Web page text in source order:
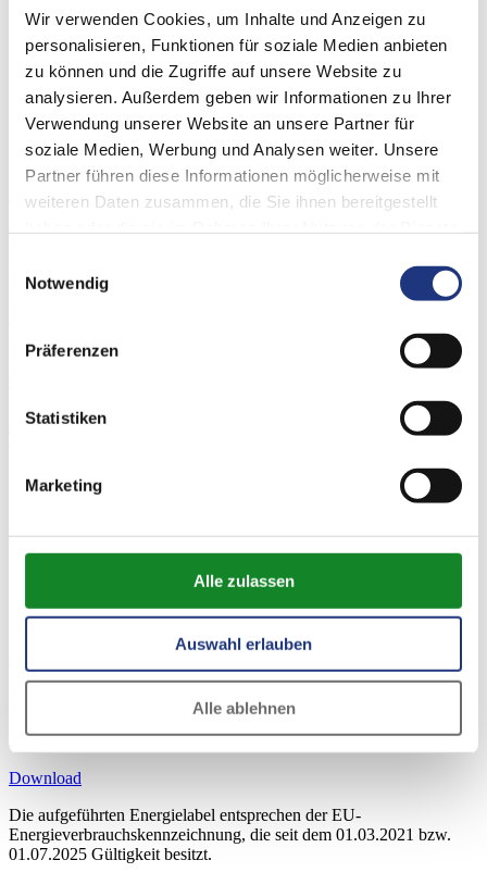
Wir verwenden Cookies, um Inhalte und Anzeigen zu
personalisieren, Funktionen für soziale Medien anbieten
zu können und die Zugriffe auf unsere Website zu
analysieren. Außerdem geben wir Informationen zu Ihrer
Verwendung unserer Website an unsere Partner für
soziale Medien, Werbung und Analysen weiter. Unsere
Partner führen diese Informationen möglicherweise mit
weiteren Daten zusammen, die Sie ihnen bereitgestellt
Notwendig
Präferenzen
Statistiken
Marketing
Alle zulassen
Auswahl erlauben
Alle ablehnen
Waschmaschine (Energieeffizienzklasse B oder
besser)
Geschirrspülmaschine (Energieeffizienzklasse B oder
40,00
Wärmepumpentrockner (Energieeffizienzklasse B
oder besser)
40,00
Elektronisch geregelter Durchlauferhitzer (mit einer
Leistungsfähigkeit von 18 bis 27 kW)
Zum Anfang der Tabelle springen
Förderantrag für Haushaltsgeräte
Bitte beachten Sie unsere Förderrichtlinien.
Diese Elektro-Mobilitätsgeräte fördern
Förderungshöhe für Energiekunden über eine
1 Jahr
/ Euro
Jahre
Elektro-Fahrrad
60,00
90,00
Elektro-Ladestation (mit einer Ladeleistung von
max. 11 kW, nur für Privatkunden)
50,00
75,00
Förderantrag für Elektro-Mobilität
Bitte beachten Sie unsere Förderrichtlinien.
Download
Die aufgeführten Energielabel entsprechen der EU-
Energieverbrauchskennzeichnung, die seit dem 01.03.2021 bzw.
01.07.2025 Gültigkeit besitzt.